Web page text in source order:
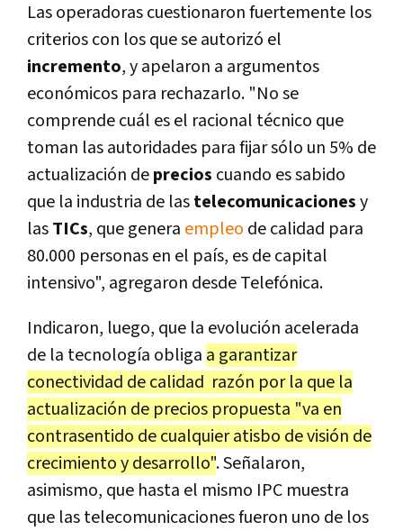
Las operadoras cuestionaron fuertemente los
criterios con los que se autorizó el
incremento, y apelaron a argumentos
económicos para rechazarlo. "No se
comprende cuál es el racional técnico que
toman las autoridades para fijar sólo un 5% de
actualización deprecios cuando es sabido
que la industria de lastelecomunicacionesy
lasTICs, que genera empleo de calidad para
80.000 personas en el país, es de capital
intensivo", agregaron desde Telefónica.
Indicaron, luego, que la evolución acelerada
de la tecnología obliga a garantizar
conectividad de calidad razón por la que la
actualización de precios propuesta "va en
contrasentido de cualquier atisbo de visión de
crecimiento y desarrollo". Señalaron,
asimismo, que hasta el mismo IPC muestra
que las telecomunicaciones fueron uno de los